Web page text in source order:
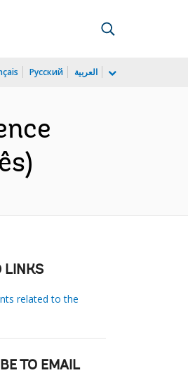
Русский العربية
LINKS
related to the
TO EMAIL